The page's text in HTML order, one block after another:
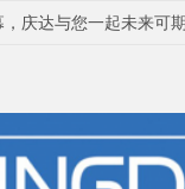
庆达与您一起未来可